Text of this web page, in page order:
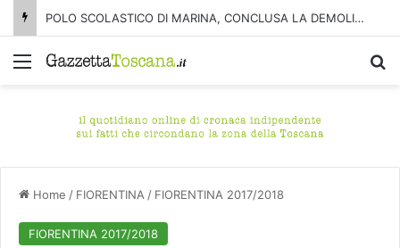
POLO SCOLASTICO DI MARINA, CONCLUSA LA DEMOLIZIONE DELL’ALA NORD-SUD
Menu
Home / FIORENTINA / FIORENTINA 2017/2018
FIORENTINA 2017/2018